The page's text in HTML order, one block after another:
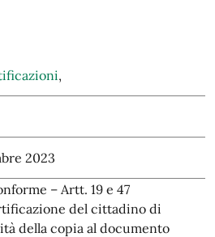
,
2023
– Artt. 19 e 47
del cittadino di
della copia al documento